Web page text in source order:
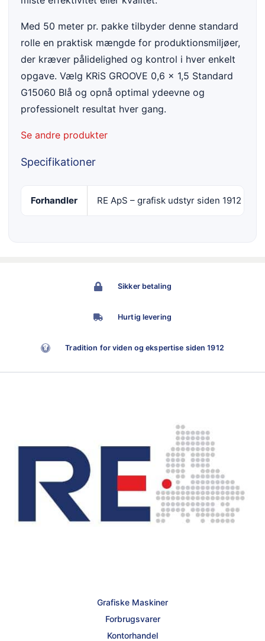
Med 50 meter pr. pakke tilbyder denne standard
rolle en praktisk mængde for produktionsmiljøer,
der kræver pålidelighed og kontrol i hver enkelt
opgave. Vælg KRiS GROOVE 0,6 x 1,5 Standard
G15060 Blå og opnå optimal ydeevne og
professionelt resultat hver gang.
Se andre produkter
Specifikationer
Forhandler RE ApS – grafisk udstyr siden 1912
Sikker betaling
Hurtig levering
Tradition for viden og ekspertise siden 1912
Grafiske Maskiner
Forbrugsvarer
Kontorhandel